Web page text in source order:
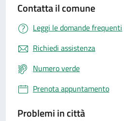
Contatta il comune
Leggi le domande frequenti
Richiedi assistenza
Numero verde
Prenota appuntamento
Problemi in città